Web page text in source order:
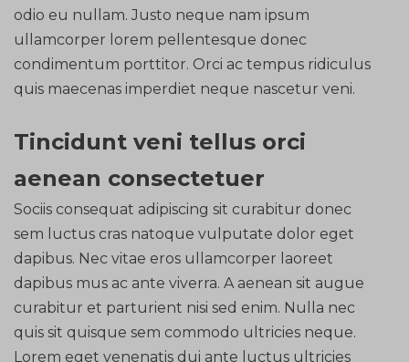
odio eu nullam. Justo neque nam ipsum
ullamcorper lorem pellentesque donec
condimentum porttitor. Orci ac tempus ridiculus
quis maecenas imperdiet neque nascetur veni.
Tincidunt veni tellus orci
aenean consectetuer
Sociis consequat adipiscing sit curabitur donec
sem luctus cras natoque vulputate dolor eget
dapibus. Nec vitae eros ullamcorper laoreet
dapibus mus ac ante viverra. A aenean sit augue
curabitur et parturient nisi sed enim. Nulla nec
quis sit quisque sem commodo ultricies neque.
Lorem eget venenatis dui ante luctus ultricies